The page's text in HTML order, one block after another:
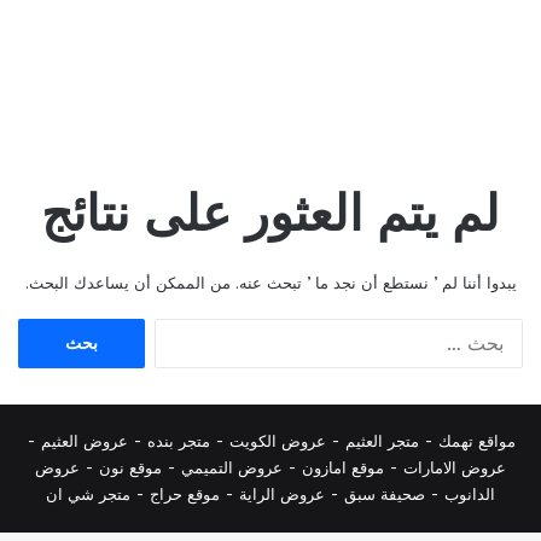
لم يتم العثور على نتائج
يبدوا أننا لم ’ نستطع أن نجد ما ’ تبحث عنه. من الممكن أن يساعدك البحث.
مواقع تهمك - متجر العثيم - عروض الكويت - متجر بنده - عروض العثيم -
عروض الامارات - موقع امازون - عروض التميمي - موقع نون - عروض
الدانوب - صحيفة سبق - عروض الراية - موقع حراج - متجر شي ان